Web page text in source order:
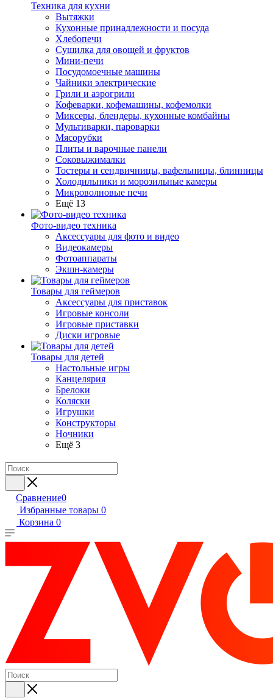
Техника для кухни
Вытяжки
Кухонные принадлежности и посуда
Хлебопечи
Сушилка для овощей и фруктов
Мини-печи
Посудомоечные машины
Чайники электрические
Грили и аэрогрили
Кофеварки, кофемашины, кофемолки
Миксеры, блендеры, кухонные комбайны
Мультиварки, пароварки
Мясорубки
Плиты и варочные панели
Соковыжималки
Тостеры и сендвичницы, вафельницы, блинницы
Холодильники и морозильные камеры
Микроволновые печи
Ещё 13
Фото-видео техника
Аксессуары для фото и видео
Видеокамеры
Фотоаппараты
Экшн-камеры
Товары для геймеров
Аксессуары для приставок
Игровые консоли
Игровые приставки
Диски игровые
Товары для детей
Настольные игры
Канцелярия
Брелоки
Коляски
Игрушки
Конструкторы
Ночники
Ещё 3
Сравнение0
Избранные товары 0
Корзина 0